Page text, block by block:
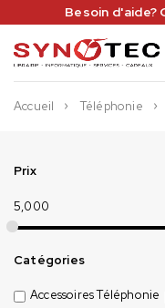
Besoin d'aide?
Accueil Téléphonie
Prix
5,000
Catégories
Accessoires Téléphonie